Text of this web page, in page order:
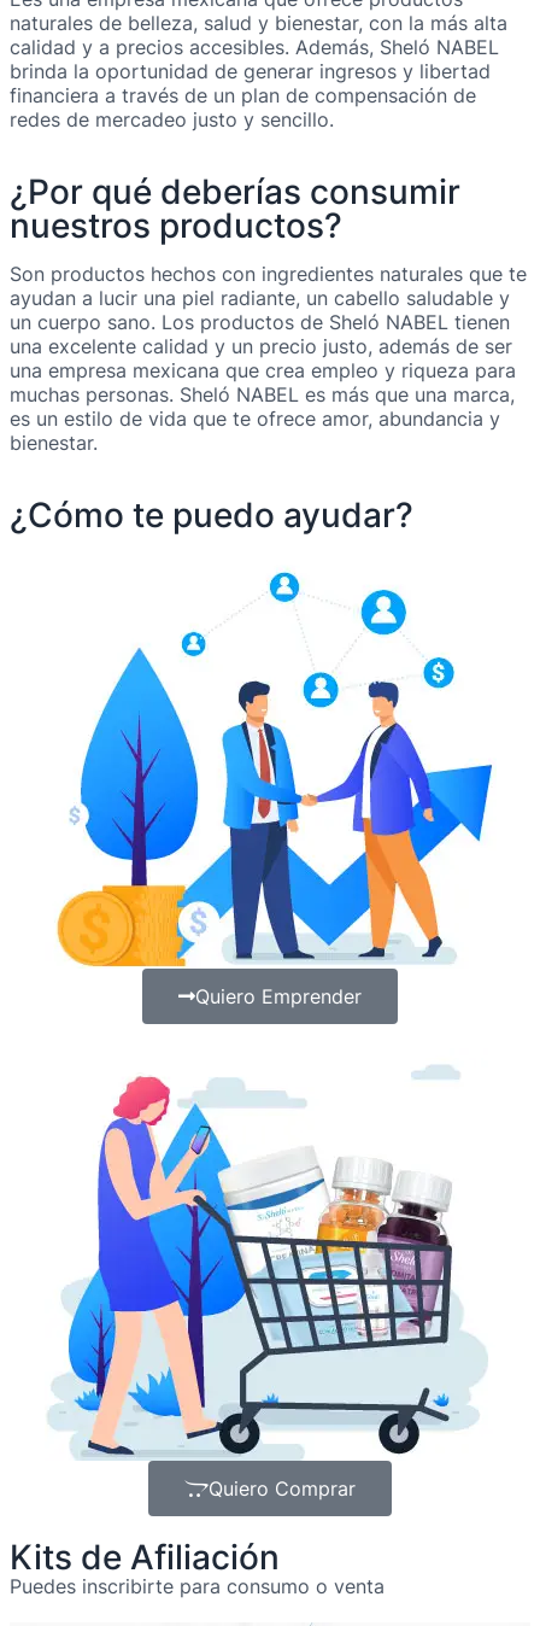
naturales de belleza, salud y bienestar, con la más alta
calidad y a precios accesibles. Además, Sheló NABEL
brinda la oportunidad de generar ingresos y libertad
financiera a través de un plan de compensación de
redes de mercadeo justo y sencillo.
¿Por qué deberías consumir
nuestros productos?
Son productos hechos con ingredientes naturales que te
ayudan a lucir una piel radiante, un cabello saludable y
un cuerpo sano. Los productos de Sheló NABEL tienen
una excelente calidad y un precio justo, además de ser
una empresa mexicana que crea empleo y riqueza para
muchas personas. Sheló NABEL es más que una marca,
es un estilo de vida que te ofrece amor, abundancia y
bienestar.
¿Cómo te puedo ayudar?
Quiero Emprender
Quiero Comprar
Kits de Afiliación
Puedes inscribirte para consumo o venta